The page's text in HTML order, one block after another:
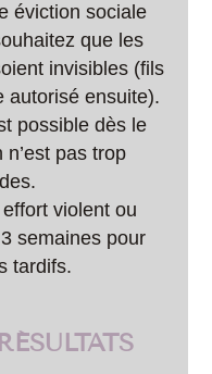
éviction sociale
que les
invisibles (fils
autorisé ensuite).
possible dès le
pas trop
violent ou
semaines pour
tardifs.